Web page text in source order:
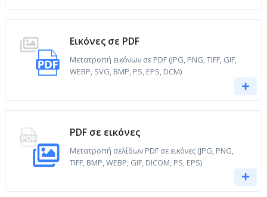
Εικόνες σε PDF
Μετατροπή εικόνων σε PDF (JPG, PNG, TIFF, GIF,
WEBP, SVG, BMP, PS, EPS, DCM)
PDF σε εικόνες
Μετατροπή σελίδων PDF σε εικόνες (JPG, PNG,
TIFF, BMP, WEBP, GIF, DICOM, PS, EPS)